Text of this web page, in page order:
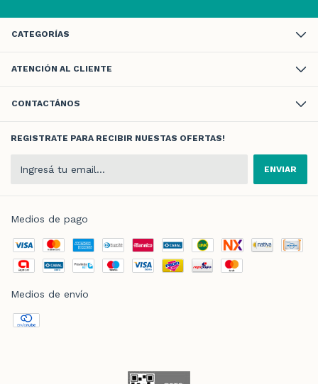
CATEGORÍAS
ATENCIÓN AL CLIENTE
CONTACTÁNOS
REGISTRATE PARA RECIBIR NUESTAS OFERTAS!
Medios de pago
Medios de envío